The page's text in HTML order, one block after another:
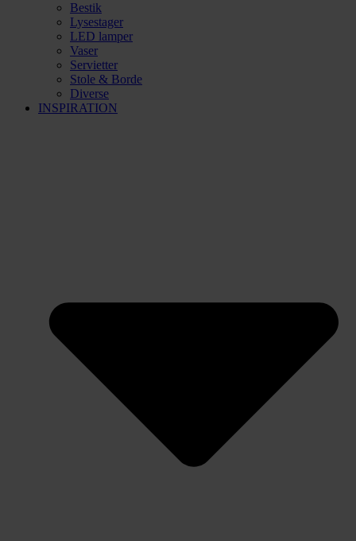
Bestik
Lysestager
LED lamper
Vaser
Servietter
Stole & Borde
Diverse
INSPIRATION